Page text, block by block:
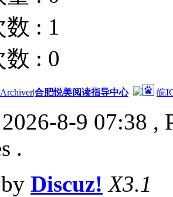
数 : 1
数 : 0
Archiver|合肥悦美阅读指导中心 皖
8-9 07:38 ,
.
Discuz! X3.1